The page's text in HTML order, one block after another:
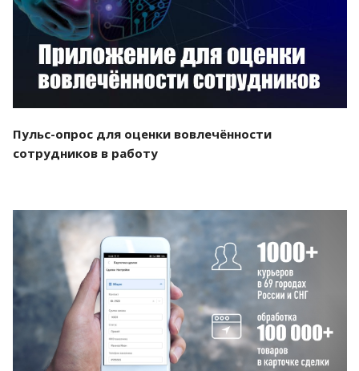
Пульс-опрос для оценки вовлечённости
сотрудников в работу
Смотреть проект